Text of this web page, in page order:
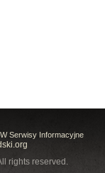
Serwisy Informacyjne
rights reserved.